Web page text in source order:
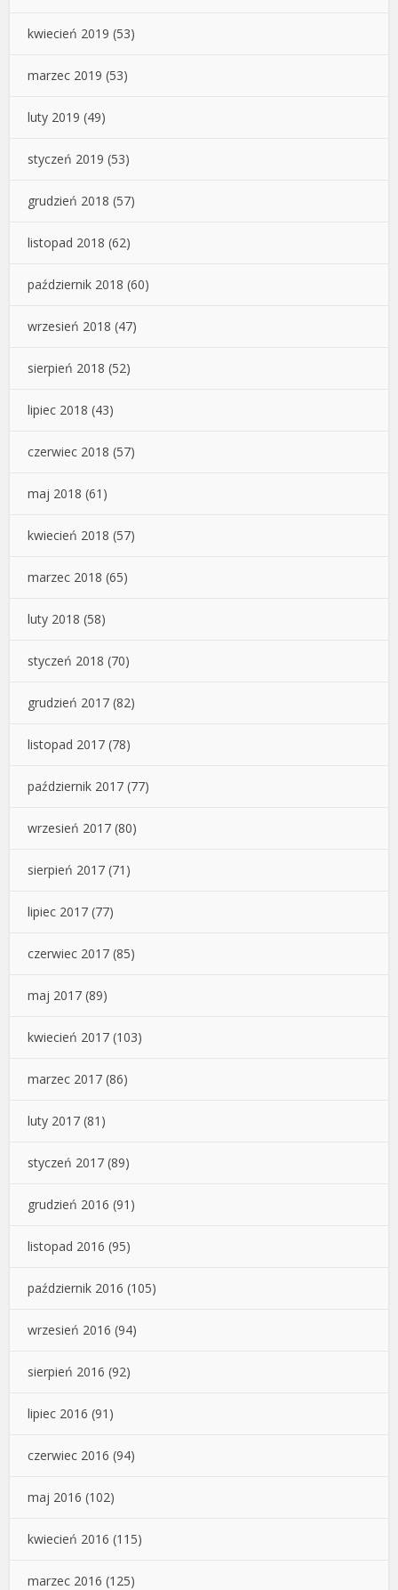
kwiecień 2019 (53)
marzec 2019 (53)
luty 2019 (49)
styczeń 2019 (53)
grudzień 2018 (57)
listopad 2018 (62)
październik 2018 (60)
wrzesień 2018 (47)
sierpień 2018 (52)
lipiec 2018 (43)
czerwiec 2018 (57)
maj 2018 (61)
kwiecień 2018 (57)
marzec 2018 (65)
luty 2018 (58)
styczeń 2018 (70)
grudzień 2017 (82)
listopad 2017 (78)
październik 2017 (77)
wrzesień 2017 (80)
sierpień 2017 (71)
lipiec 2017 (77)
czerwiec 2017 (85)
maj 2017 (89)
kwiecień 2017 (103)
marzec 2017 (86)
luty 2017 (81)
styczeń 2017 (89)
grudzień 2016 (91)
listopad 2016 (95)
październik 2016 (105)
wrzesień 2016 (94)
sierpień 2016 (92)
lipiec 2016 (91)
czerwiec 2016 (94)
maj 2016 (102)
kwiecień 2016 (115)
marzec 2016 (125)